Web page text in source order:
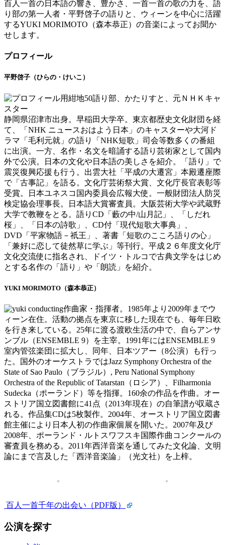
百人一首の日本語の響き、豊かさ、一首一首の歌の力を、語
り部の第一人者・平野啓子の語りと、ウィーンを中心に活躍
するYUKI MORIMOTO（森本恭正）の音楽によってお聞か
せします。
プロフィール
平野啓子（ひらの・けいこ）
語り部、かたりすと、元ＮＨＫキャ
スター
静岡県沼津市出身。早稲田大学卒。東京都歴史文化財団を経
て、「NHK ニュースおはよう日本」のキャスターや大河ド
ラマ「毛利元就」の語り「NHK短歌」司会等数多くの番組
に出演。一方、名作・名文を暗誦する語り芸術家として国内
外で公演。日本の文化や日本語の美しさを紹介。「語り」で
震災復興応援も行う。出雲大社「平成の大遷宮」本殿遷座際
で「古事記」を語る。文化庁芸術祭大賞、文化庁長官表彰等
受賞。日本ユネスコ国内委員会広報大使。一般財団法人防災
検定協会理事長。日本語大賞審査員。大阪芸術大学や武蔵野
大学で教鞭をとる。語りCD「藪の中/山月記」、「しだれ
桜」、「日本の詩歌」、CD付「現代短歌大事典」、
DVD「平家物語－祇王」、著書「短歌のこころ語りの心」
「兼好に恋して徒然草に学ぶ」等刊行。平成２６年度文化庁
文化交流使に指名され、ドイツ・トルコで古典文学をはじめ
とする名作の「語り」や「朗読」を紹介。
YUKI MORIMOTO（森本恭正）
作曲家・指揮者。1985年より2009年までウ
ィーン在住。活動の拠点を東京に移した現在でも、毎年日欧
を行き来している。25年に渡る渡欧生活の中で、自らアンサ
ンブル（ENSEMBLE 9）を主宰。1991年にはENSEMBLE 9
室内管弦楽団に拡大し、同年、日本ツアー（8公演）も行っ
た。国外のオーケストラではJazz Symphony Orchestra of the
State of Sao Paulo（ブラジル）, Peru National Symphony
Orchestra of the Republic of Tatarstan（ロシア）、Filharmonia
Sudecka（ポーランド）等を指揮。160余の作品を作曲。オー
ストリア国立図書館に41点（2013年現在）の自筆譜が収蔵さ
れる。作品集CDは5枚製作。2004年、オーストリア国立図書
館主催により日本人初の作曲家個展を開いた。2007年及び
2008年、ポーランド・ルトスワフスキ国際作曲コンクールの
審査員を務める。2011年西洋音楽を通してみた文化論、文明
論にまで言及した「西洋音楽論」（光文社）を上梓。
百人一首千年の出会い（PDF版）
公演を探す